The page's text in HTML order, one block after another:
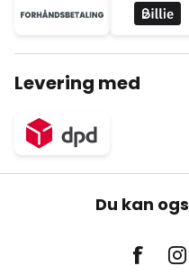
Levering med
Du kan